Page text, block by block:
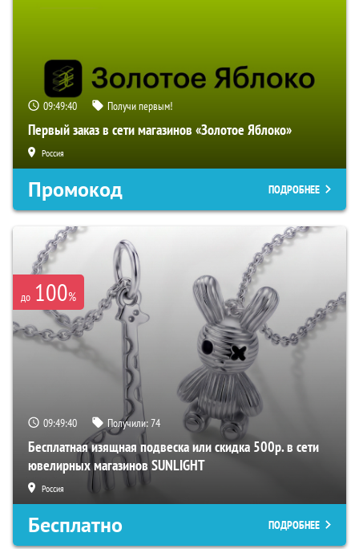
09:49:39 Получи первым!
Первый заказ в сети магазинов «Золотое Яблоко»
Россия
Промокод ПОДРОБНЕЕ
до 100%
09:49:39 Получили:74
Бесплатная изящная подвеска или скидка 500р. в сети
ювелирных магазинов SUNLIGHT
Россия
Бесплатно ПОДРОБНЕЕ